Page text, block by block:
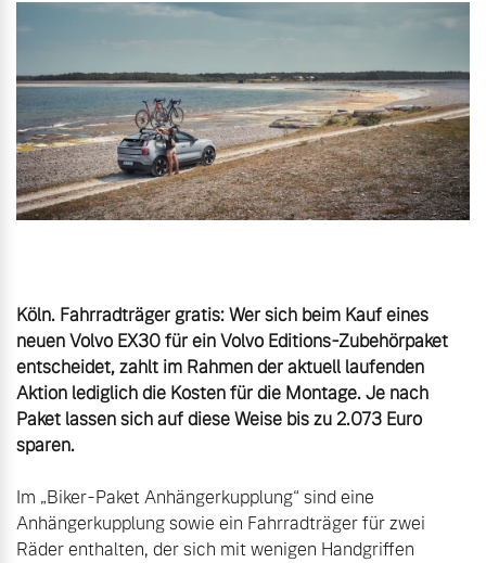
Aktuelle Zubehörangebote
Zubehörkatalog
Aktuelle Serviceangebote
Service by Volvo
Köln. Fahrradträger gratis: Wer sich beim Kauf eines
neuen Volvo EX30 für ein Volvo Editions-Zubehörpaket
entscheidet, zahlt im Rahmen der aktuell laufenden
Aktion lediglich die Kosten für die Montage. Je nach
Paket lassen sich auf diese Weise bis zu 2.073 Euro
sparen.
Im „Biker-Paket Anhängerkupplung“ sind eine
Anhängerkupplung sowie ein Fahrradträger für zwei
Räder enthalten, der sich mit wenigen Handgriffen